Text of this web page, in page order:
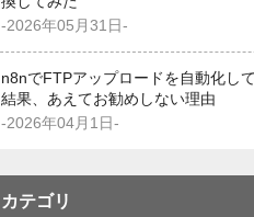
-2026年05月31日-
n8nでFTPアップロードを自動化し
結果、あえてお勧めしない理由
-2026年04月1日-
カテゴリ